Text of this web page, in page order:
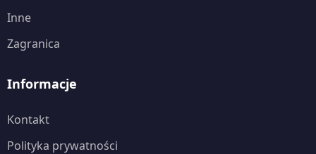
Inne
Zagranica
Informacje
Kontakt
Polityka prywatności